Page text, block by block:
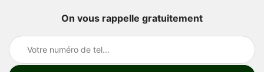
On vous rappelle gratuitement